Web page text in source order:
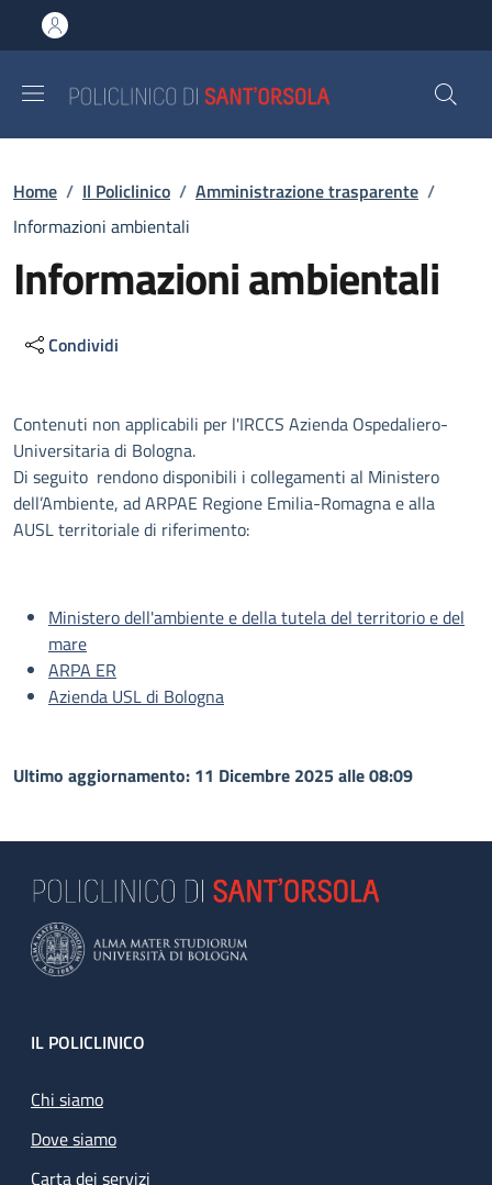
al contenuto principale
to footer content
Briciole di pane
Home / Il Policlinico / Amministrazione trasparente /
Informazioni ambientali
Informazioni ambientali
Condividi
Descrizione
Contenuti non applicabili per l'IRCCS Azienda Ospedaliero-
Universitaria di Bologna.
Di seguito rendono disponibili i collegamenti al Ministero
dell’Ambiente, ad ARPAE Regione Emilia-Romagna e alla
AUSL territoriale di riferimento:
Ministero dell'ambiente e della tutela del territorio e del
mare
ARPA ER
Azienda USL di Bologna
Ultimo aggiornamento: 11 Dicembre 2025 alle 08:09
Footer
IL POLICLINICO
Chi siamo
Dove siamo
Carta dei servizi